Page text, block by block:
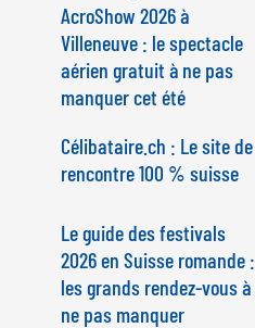
AcroShow 2026 à
Villeneuve : le spectacle
aérien gratuit à ne pas
manquer cet été
Célibataire.ch : Le site de
rencontre 100 % suisse
Le guide des festivals
2026 en Suisse romande :
les grands rendez-vous à
ne pas manquer